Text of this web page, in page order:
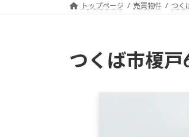
トップページ 売買物件 つく
つくば市榎